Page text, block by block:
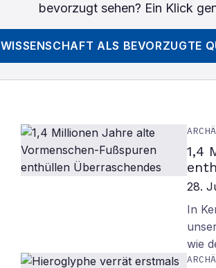
bevorzugt sehen? Ein Klick
ALS BEVORZUGTE
1,4
28.
In
wie